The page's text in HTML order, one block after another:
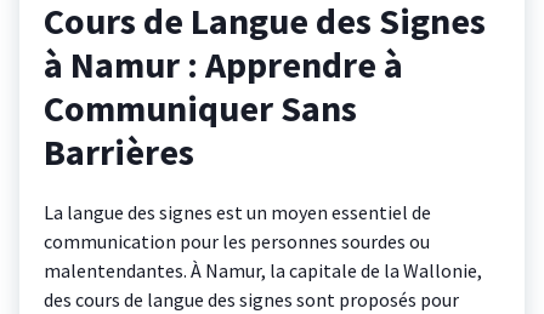
Cours de Langue des Signes
à Namur : Apprendre à
Communiquer Sans
Barrières
La langue des signes est un moyen essentiel de
communication pour les personnes sourdes ou
malentendantes. À Namur, la capitale de la Wallonie,
des cours de langue des signes sont proposés pour